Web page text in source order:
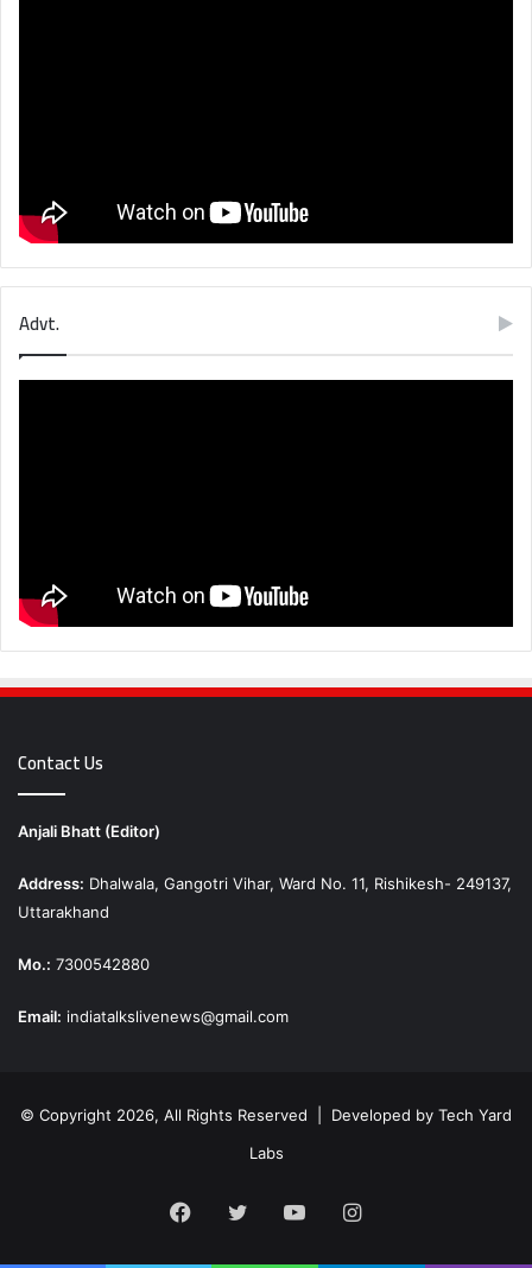
Advt.
Contact Us
Anjali Bhatt (Editor)
Address: Dhalwala, Gangotri Vihar, Ward No. 11, Rishikesh- 249137,
Uttarakhand
Mo.: 7300542880
Email: indiatalkslivenews@gmail.com
© Copyright 2026, All Rights Reserved | Developed by Tech Yard
Labs
Facebook
Twitter YouTubeInstagram